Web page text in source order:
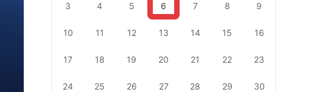
3 4 5 6 7 8 9
10 11 12 13 14 15 16
17 18 19 20 21 22 23
24 25 26 27 28 29 30